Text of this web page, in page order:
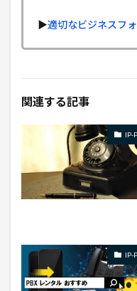
▶︎適切なビジネスフ
関連する記事
IP-
IP-